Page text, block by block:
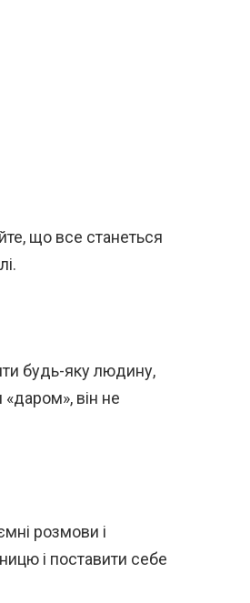
що все станеться
будь-яку людину,
він не
розмови і
і поставити себе